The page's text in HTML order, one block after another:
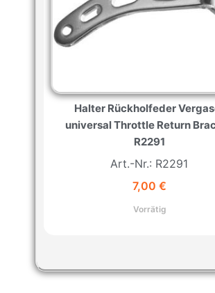
Halter Rückholfeder
universal Throttle Return
R2291
Art.-Nr.: R2291
7,00 €
Vorrätig